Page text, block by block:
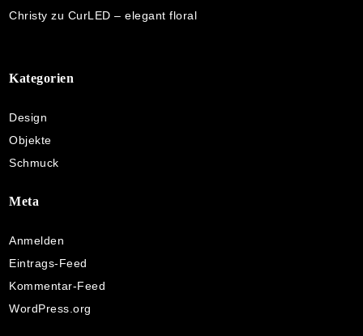
Christy zu CurLED – elegant floral
Kategorien
Design
Objekte
Schmuck
Meta
Anmelden
Eintrags-Feed
Kommentar-Feed
WordPress.org